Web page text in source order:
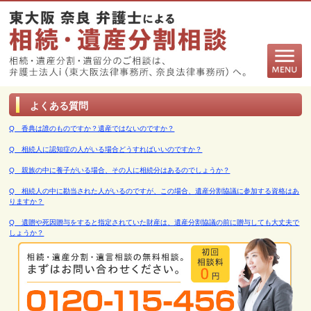
よくある質問
Q 香典は誰のものですか？遺産ではないのですか？
Q 相続人に認知症の人がいる場合どうすればいいのですか？
Q 親族の中に養子がいる場合、その人に相続分はあるのでしょうか？
Q 相続人の中に勘当された人がいるのですが、この場合、遺産分割協議に参加する資格はあ
りますか？
Q 遺贈や死因贈与をすると指定されていた財産は、遺産分割協議の前に贈与しても大丈夫で
しょうか？